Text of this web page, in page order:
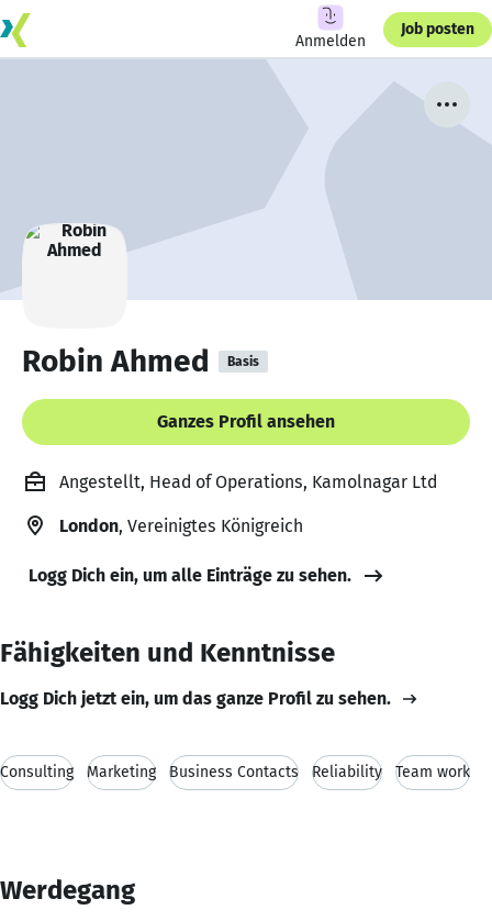
Anmelden
Job posten
Robin Ahmed Basis
Ganzes Profil ansehen
Angestellt, Head of Operations, Kamolnagar Ltd
London, Vereinigtes Königreich
Logg Dich ein, um alle Einträge zu sehen.
Fähigkeiten und Kenntnisse
Logg Dich jetzt ein, um das ganze Profil zu sehen.
Consulting Marketing Business Contacts Reliability Team work
Werdegang